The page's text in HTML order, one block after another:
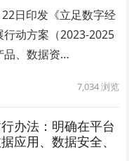
日印发《立足数字经
动方案（2023-2025
品、数据资…
7,034浏览
办法：明确在平台
应用、数据安全、